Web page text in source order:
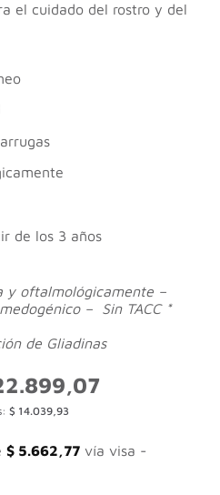
el cuidado del rostro y del
de los 3 años
y oftalmológicamente –
– Sin TACC *
de Gliadinas
El
$ 22.899,07.
$ 14.039,93
$5.662,77vía visa -